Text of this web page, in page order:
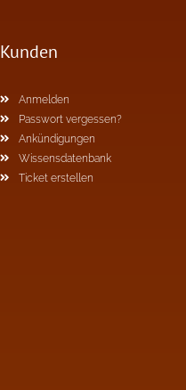
Kunden
Anmelden
Passwort vergessen?
Ankündigungen
Wissensdatenbank
Ticket erstellen